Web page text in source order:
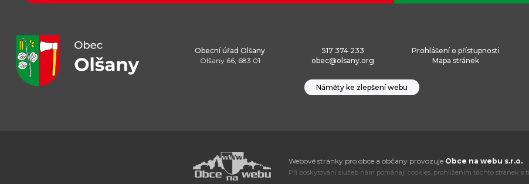
Obecní úřad Olšany
Olšany 66, 683 01
517 374 233
obec@olsany.org
Prohlášení o přístupnosti
Mapa stránek
Náměty ke zlepšení webu
Webové stránky pro obce a občany provozuje Obce na webu s.r.o.
Při poskytování služeb nám pomáhají cookies, prohlížením těchto stránek s